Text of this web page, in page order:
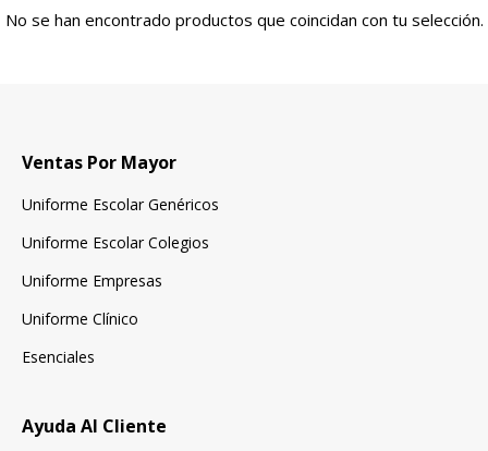
No se han encontrado productos que coincidan con tu selección.
Ventas Por Mayor
Uniforme Escolar Genéricos
Uniforme Escolar Colegios
Uniforme Empresas
Uniforme Clínico
Esenciales
Ayuda Al Cliente